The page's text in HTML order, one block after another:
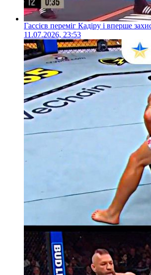
Гассієв переміг Кадіру і вперше
11.07.2026, 23:53